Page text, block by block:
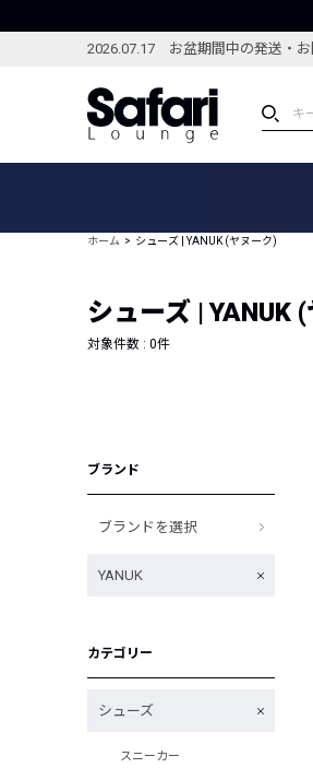
2026.07.17 お盆期間中の発送・
ブランドから探す
新着アイテム
編集部のおすすめアイテム
ホーム シューズ | YANUK (ヤヌーク)
シューズ | YANUK
対象件数 : 0件
ブランド
ブランドを選択
YANUK
カテゴリー
シューズ
スニーカー